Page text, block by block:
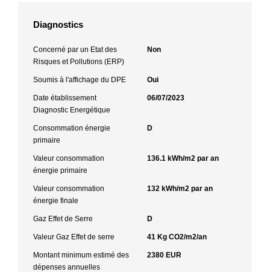
Diagnostics
Concerné par un Etat des
Risques et Pollutions (ERP)
Non
Soumis à l'affichage du DPE Oui
Date établissement
Diagnostic Energétique
06/07/2023
Consommation énergie
primaire
D
Valeur consommation
énergie primaire
136.1 kWh/m2 par an
Valeur consommation
énergie finale
132 kWh/m2 par an
Gaz Effet de Serre D
Valeur Gaz Effet de serre 41 Kg CO2/m2/an
Montant minimum estimé des
dépenses annuelles
2380 EUR